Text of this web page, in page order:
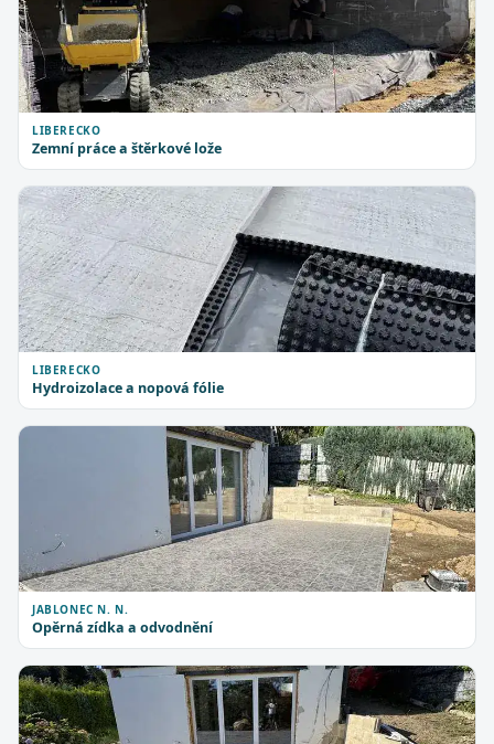
LIBERECKO
Zemní práce a štěrkové lože
LIBERECKO
Hydroizolace a nopová fólie
JABLONEC N. N.
Opěrná zídka a odvodnění